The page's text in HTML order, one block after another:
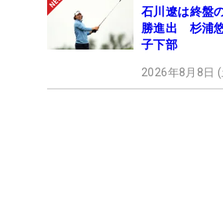
石川遼は終盤
勝進出 杉浦
子下部
2026年8月8日